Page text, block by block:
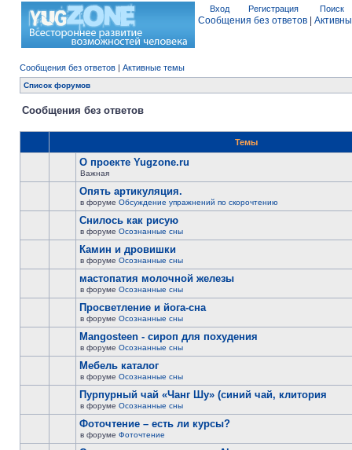
Вход Регистрация Поиск
Сообщения без ответов
Сообщения без ответов | Активные темы
Список форумов
Сообщения без ответов
Темы
О проекте Yugzone.ru
Важная
Опять артикуляция.
в форуме Обсуждение упражнений по скорочтению
Снилось как рисую
в форуме Осознанные сны
Камин и дровишки
в форуме Осознанные сны
мастопатия молочной железы
в форуме Осознанные сны
Просветление и йога-сна
в форуме Осознанные сны
Mangosteen - сироп для похудения
в форуме Осознанные сны
Мебель каталог
в форуме Осознанные сны
Пурпурный чай «Чанг Шу» (синий чай, клитория
в форуме Осознанные сны
Фоточтение – есть ли курсы?
в форуме Фоточтение